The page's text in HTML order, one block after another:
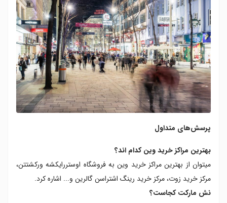
پرسش‌های متداول
بهترین مراکز خرید وین کدام اند؟
میتوان از بهترین مراکز خرید وین به فروشگاه اوستررایکشه ورکشتتن،
مرکز خرید زوت، مرکز خرید رینگ اشتراسن گالرین و... اشاره کرد.
نش مارکت کجاست؟